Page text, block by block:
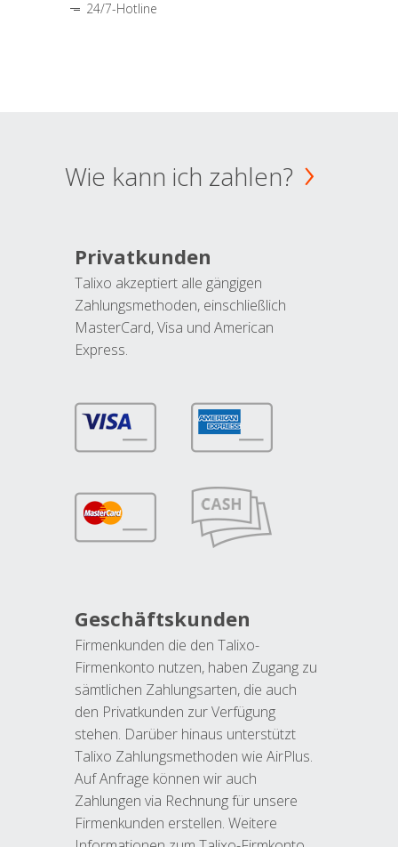
24/7-Hotline
Wie kann ich zahlen?
Privatkunden
Talixo akzeptiert alle gängigen
Zahlungsmethoden, einschließlich
MasterCard, Visa und American
Express.
Geschäftskunden
Firmenkunden die den Talixo-
Firmenkonto nutzen, haben Zugang zu
sämtlichen Zahlungsarten, die auch
den Privatkunden zur Verfügung
stehen. Darüber hinaus unterstützt
Talixo Zahlungsmethoden wie AirPlus.
Auf Anfrage können wir auch
Zahlungen via Rechnung für unsere
Firmenkunden erstellen. Weitere